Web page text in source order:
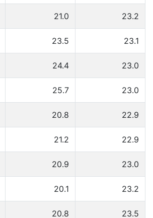
21.0 23.2
23.5 23.1
24.4 23.0
25.7 23.0
20.8 22.9
21.2 22.9
20.9 23.0
20.1 23.2
20.8 23.5